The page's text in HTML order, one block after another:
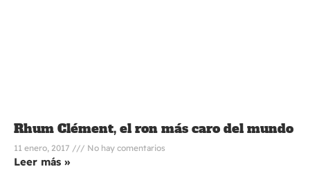
Rhum Clément, el ron más caro del mundo
11 enero, 2017 No hay comentarios
Leer más »